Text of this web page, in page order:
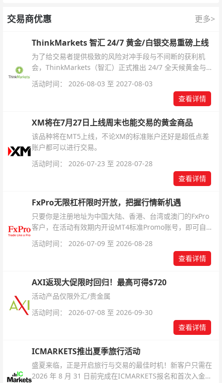
交易商优惠 更多>
ThinkMarkets 智汇 24/7 黄金/白银交易重磅上线
为了给交易者提供极致的风险对冲手段与不间断的获利机
会，ThinkMarkets（智汇）正式推出 24/7 全天候黄金与白
杆配置、支持软件及交易细则。
活动时间： 2026-08-03 至 2027-08-03
查看详情
XM将在7月27日上线周末也能交易的黄金商品
该品种将在MT5上线，不论XM的标准账户还好是超低点差
账户都可以进行交易。
活动时间： 2026-07-23 至 2028-07-28
查看详情
FxPro无限杠杆限时开放，把握行情新机遇
只要你是注册地址为中国大陆、香港、台湾或澳门的FxPro
客户，在活动有效期内开设MT4标准Promo账号，即可自动
活动时间： 2026-07-09 至 2026-08-28
查看详情
AXI返现大促限时回归！最高可得$720
活动产品仅限外汇/贵金属
活动时间： 2026-07-08 至 2026-09-30
查看详情
ICMARKETS推出夏季旅行活动
盛夏来临，正是开启旅行与交易的最佳时机！新客户只需在
2026 年 8 月 31 日前完成在ICMARKETS报名和首次入金即